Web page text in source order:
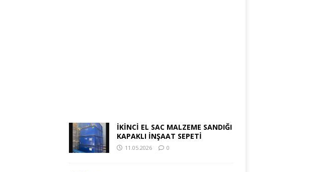
İKİNCİ EL SAC MALZEME SANDIĞI
KAPAKLI İNŞAAT SEPETİ
11.05.2026 0